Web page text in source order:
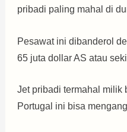
pribadi paling mahal di
Pesawat ini dibanderol
65 juta dollar AS atau
Jet pribadi termahal milik
Portugal ini bisa